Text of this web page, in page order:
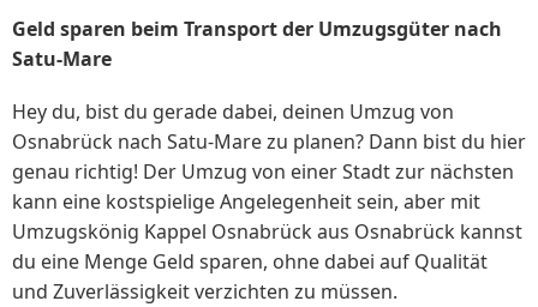
Geld sparen beim Transport der Umzugsgüter nach
Satu-Mare
Hey du, bist du gerade dabei, deinen Umzug von
Osnabrück nach Satu-Mare zu planen? Dann bist du hier
genau richtig! Der Umzug von einer Stadt zur nächsten
kann eine kostspielige Angelegenheit sein, aber mit
Umzugskönig Kappel Osnabrück aus Osnabrück kannst
du eine Menge Geld sparen, ohne dabei auf Qualität
und Zuverlässigkeit verzichten zu müssen.